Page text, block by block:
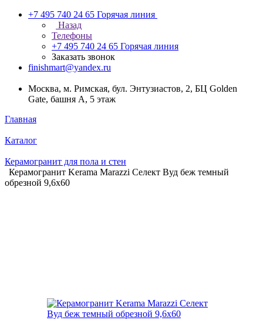
+7 495 740 24 65 Горячая линия
Назад
Телефоны
+7 495 740 24 65 Горячая линия
Заказать звонок
finishmart@yandex.ru
Москва, м. Римская, бул. Энтузиастов, 2, БЦ Golden
Gate, башня А, 5 этаж
Главная
Каталог
Керамогранит для пола и стен
Керамогранит Kerama Marazzi Селект Вуд беж темный
обрезной 9,6х60